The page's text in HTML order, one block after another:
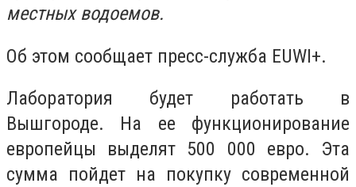
местных водоемов.
Об этом сообщает пресс-служба EUWI+.
Лаборатория будет работать в
Вышгороде. На ее функционирование
европейцы выделят 500 000 евро. Эта
сумма пойдет на покупку современной